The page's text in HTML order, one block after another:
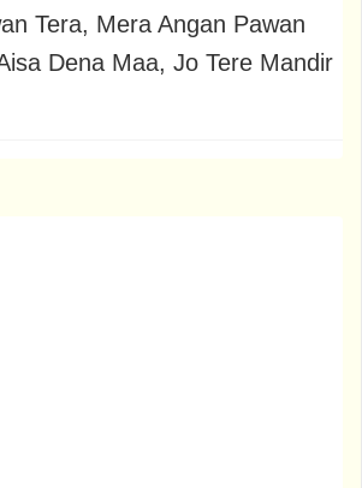
Tera, Mera Angan Pawan
Dena Maa, Jo Tere Mandir